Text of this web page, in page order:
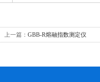
上一篇： GBB-R熔融指数测定仪